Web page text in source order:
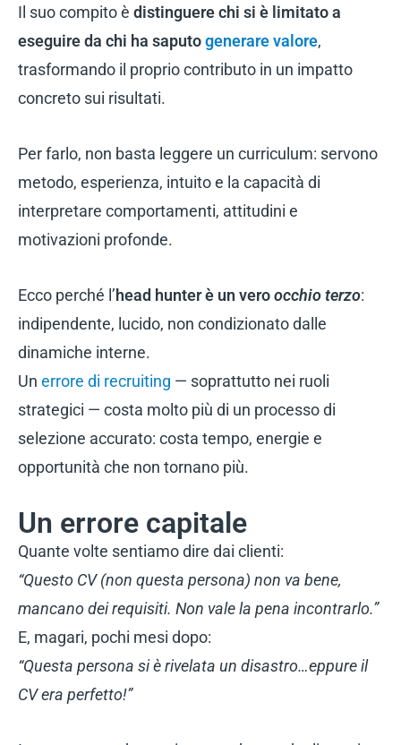
Il suo compito è distinguere chi si è limitato a
eseguire da chi ha saputogenerare valore,
trasformando il proprio contributo in un impatto
concreto sui risultati.
Per farlo, non basta leggere un curriculum: servono
metodo, esperienza, intuito e la capacità di
interpretare comportamenti, attitudini e
motivazioni profonde.
Ecco perché l’head hunter è un veroocchio terzo:
indipendente, lucido, non condizionato dalle
dinamiche interne.
Un errore di recruiting — soprattutto nei ruoli
strategici — costa molto più di un processo di
selezione accurato: costa tempo, energie e
opportunità che non tornano più.
Un errore capitale
Quante volte sentiamo dire dai clienti:
“Questo CV (non questa persona) non va bene,
mancano dei requisiti. Non vale la pena incontrarlo.”
E, magari, pochi mesi dopo:
“Questa persona si è rivelata un disastro…eppure il
CV era perfetto!”